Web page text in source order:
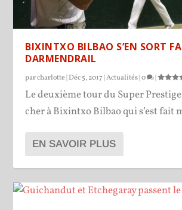
BIXINTXO BILBAO S’EN SORT
DARMENDRAIL
parcharlotte Déc 5, 2017 |Actualités |0 |
Le deuxième tour du Super
cher à Bixintxo Bilbao qui s’est fait
EN SAVOIR PLUS